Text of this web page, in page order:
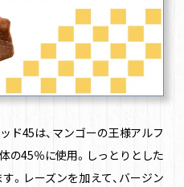
ド45は、マンゴーの王様アルフ
の45％に使用。しっとりとした
。レーズンを加えて、バージン